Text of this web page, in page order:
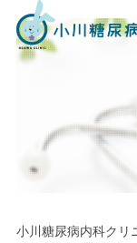
小川糖尿病内科クリ